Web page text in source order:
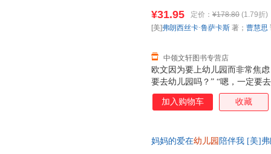
换】
欧文因为要上幼儿园而非常焦
要去幼儿园吗？” “嗯，一定要
我了！” “是的，欧文，”妈妈
妈妈的爱会一直陪着你。”
¥31.95 定价： ¥178.80 (1.79折)
中领文轩图书专营店
[美]弗朗西丝卡·鲁萨卡斯 著； 曹慧思
加入购物车 收藏
妈妈的爱在幼儿园 陪伴我 [美]